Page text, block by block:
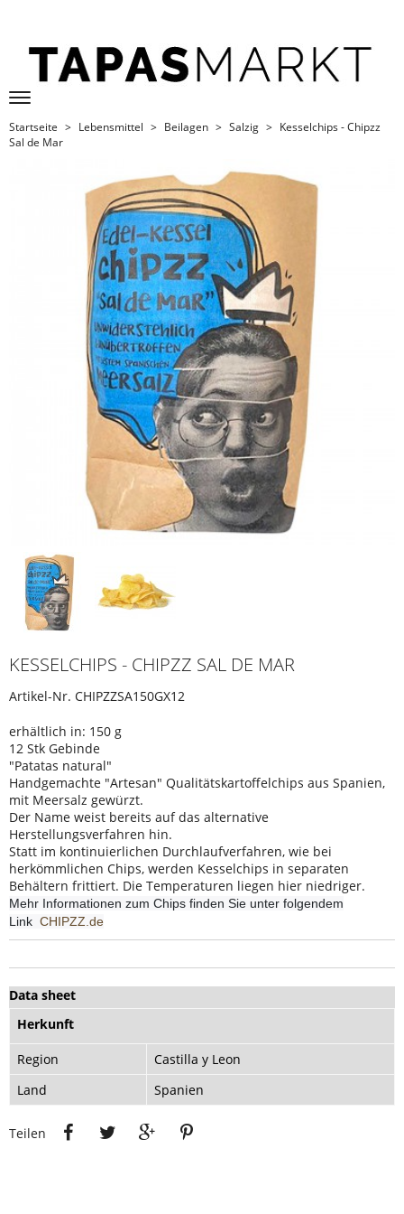
Startseite Lebensmittel Beilagen Salzig
Kesselchips - Chipzz
Sal de Mar
KESSELCHIPS - CHIPZZ SAL DE MAR
Artikel-Nr. CHIPZZSA150GX12
erhältlich in: 150 g
12 Stk Gebinde
"Patatas natural"
Handgemachte "Artesan" Qualitätskartoffelchips aus Spanien,
mit Meersalz gewürzt.
Der Name weist bereits auf das alternative
Herstellungsverfahren hin.
Statt im kontinuierlichen Durchlaufverfahren, wie bei
herkömmlichen Chips, werden Kesselchips in separaten
Behältern frittiert. Die Temperaturen liegen hier niedriger.
Mehr Informationen zum Chips finden Sie unter folgendem
Link CHIPZZ.de
Data sheet
Herkunft
Region
Castilla y Leon
Land
Spanien
Teilen
Teilen Tweet Google+